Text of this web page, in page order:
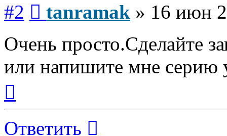
#2 tanramak » 16 июн
Очень просто.Сделайте
или напишите мне серию
началу
Ответить